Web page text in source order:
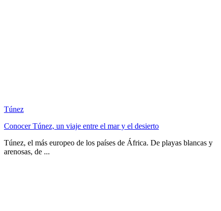
Túnez
Conocer Túnez, un viaje entre el mar y el desierto
Túnez, el más europeo de los países de África. De playas blancas y
arenosas, de ...